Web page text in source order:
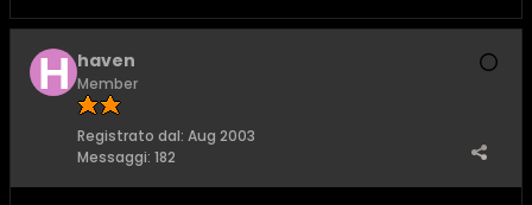
haven
Member
Registrato dal: Aug 2003
Messaggi: 182